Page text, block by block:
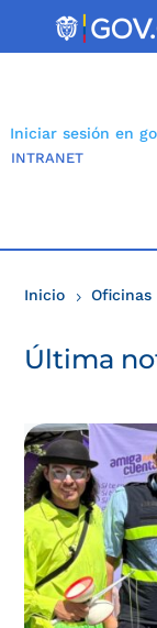
Iniciar sesión en
INTRANET
Inicio 5 Oficinas
Última